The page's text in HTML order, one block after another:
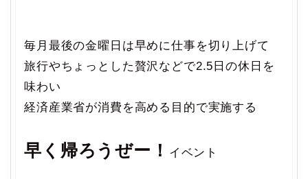
毎月最後の金曜日は早めに仕事を切り上げて
旅行やちょっとした贅沢などで2.5日の休日を
味わい
経済産業省が消費を高める目的で実施する
早く帰ろうぜー！ イベント